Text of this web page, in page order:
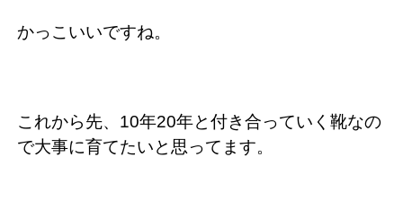
かっこいいですね。
これから先、10年20年と付き合っていく靴なの
で大事に育てたいと思ってます。